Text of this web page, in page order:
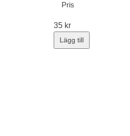
Pris
35 kr
Lägg till